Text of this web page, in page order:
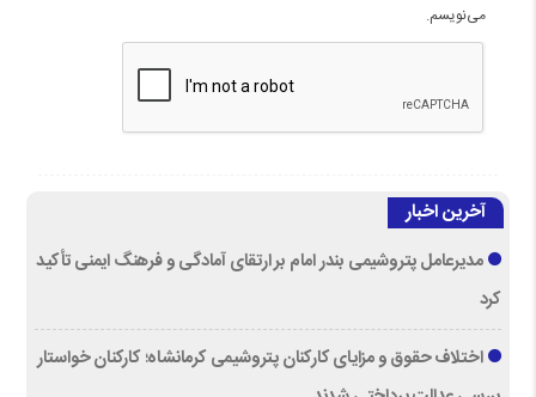
می‌نویسم.
آخرین اخبار
مدیرعامل پتروشیمی بندر امام بر ارتقای آمادگی و فرهنگ ایمنی تأکید
کرد
اختلاف حقوق و مزایای کارکنان پتروشیمی کرمانشاه؛ کارکنان خواستار